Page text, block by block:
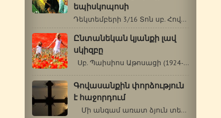
եպիսկոպոսի
Դեկտեմբերի 3/16 Տոն սբ. Հովհաննես Լռակյացի`…
Ընտանեկան կյանքի լավ
սկիզբը
Սբ. Պաիսիոս Աթոսացի (1924-1994 թթ.)…
Գովասանքին փորձություն
է հաջորդում
Մի անգամ առատ ձյուն տեղաց: Մի վանքի…